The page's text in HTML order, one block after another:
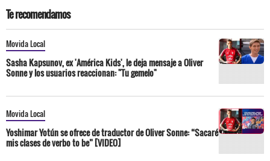
Te recomendamos
Movida Local
Sasha Kapsunov, ex 'América Kids', le deja mensaje a Oliver
Sonne y los usuarios reaccionan: "Tu gemelo"
Movida Local
Yoshimar Yotún se ofrece de traductor de Oliver Sonne: “Sacaré
mis clases de verbo to be” [VIDEO]